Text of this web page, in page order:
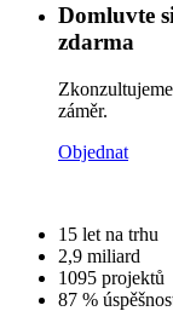
Domluvte
zdarma
záměr.
Objednat
15 let na trhu
2,9 miliard
1095 projektů
87 %